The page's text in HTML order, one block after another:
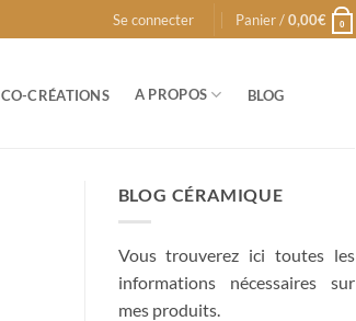
Se connecter Panier /0,00€ 0
CO-CRÉATIONS A PROPOS BLOG
BLOG CÉRAMIQUE
Vous trouverez ici toutes les
informations nécessaires sur
mes produits.